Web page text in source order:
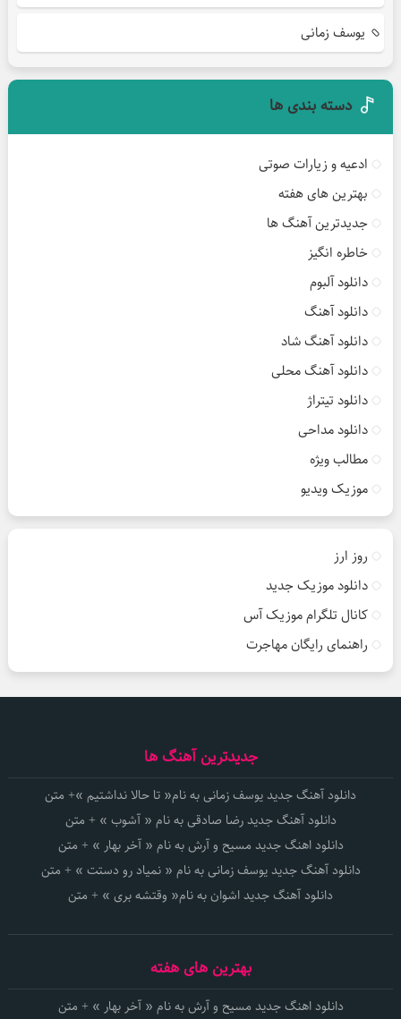
یوسف زمانی
دسته بندی ها
ادعیه و زیارات صوتی
بهترین های هفته
جدیدترین آهنگ ها
خاطره انگیز
دانلود آلبوم
دانلود آهنگ
دانلود آهنگ شاد
دانلود آهنگ محلی
دانلود تیتراژ
دانلود مداحی
مطالب ویژه
موزیک ویدیو
روز ارز
دانلود موزیک جدید
کانال تلگرام موزیک آس
راهنمای رایگان مهاجرت
جدیدترین آهنگ ها
دانلود آهنگ جدید یوسف زمانی به نام« تا حالا نداشتیم »+ متن
دانلود آهنگ جدید رضا صادقی به نام « آشوب » + متن
دانلود اهنگ جدید مسیح و آرش به نام « آخر بهار » + متن
دانلود آهنگ جدید یوسف زمانی به نام « نمیاد رو دستت » + متن
دانلود آهنگ جدید اشوان به نام« وقتشه بری » + متن
بهترین های هفته
دانلود اهنگ جدید مسیح و آرش به نام « آخر بهار » + متن